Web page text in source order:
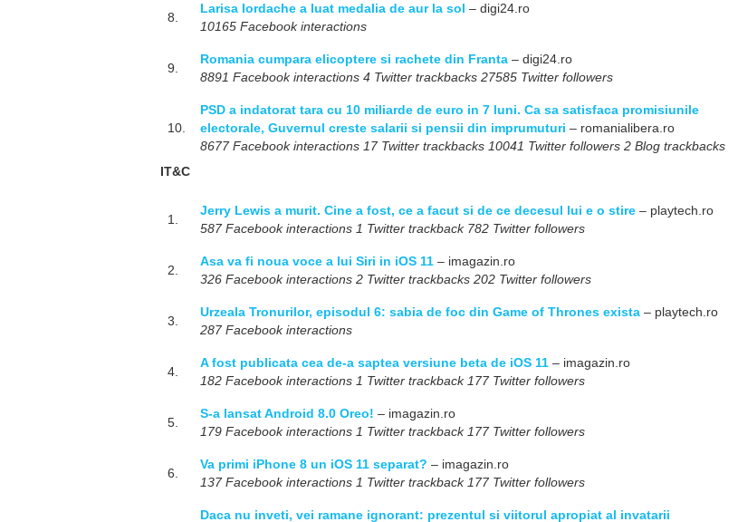
8.
Larisa Iordache a luat medalia de aur la sol – digi24.ro
10165 Facebook interactions
9.
Romania cumpara elicoptere si rachete din Franta – digi24.ro
8891 Facebook interactions 4 Twitter trackbacks 27585 Twitter followers
10.
PSD a indatorat tara cu 10 miliarde de euro in 7 luni. Ca sa satisfaca promisiunile
electorale, Guvernul creste salarii si pensii din imprumuturi – romanialibera.ro
8677 Facebook interactions 17 Twitter trackbacks 10041 Twitter followers 2 Blog trackbacks
IT&C
1.
Jerry Lewis a murit. Cine a fost, ce a facut si de ce decesul lui e o stire – playtech.ro
587 Facebook interactions 1 Twitter trackback 782 Twitter followers
2.
Asa va fi noua voce a lui Siri in iOS 11 – imagazin.ro
326 Facebook interactions 2 Twitter trackbacks 202 Twitter followers
3.
Urzeala Tronurilor, episodul 6: sabia de foc din Game of Thrones exista – playtech.ro
287 Facebook interactions
4.
A fost publicata cea de-a saptea versiune beta de iOS 11 – imagazin.ro
182 Facebook interactions 1 Twitter trackback 177 Twitter followers
5.
S-a lansat Android 8.0 Oreo! – imagazin.ro
179 Facebook interactions 1 Twitter trackback 177 Twitter followers
6.
Va primi iPhone 8 un iOS 11 separat? – imagazin.ro
137 Facebook interactions 1 Twitter trackback 177 Twitter followers
Daca nu inveti, vei ramane ignorant: prezentul si viitorul apropiat al invatarii